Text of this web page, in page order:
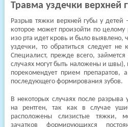
Травма уздечки верхней
Разрыв тяжки верхней губы у детей
которое может произойти по
изо рта идет кровь и было выявлено,
уздечки, то обратиться следует не
Специалист, прежде всего,
случаях могут быть наложены и швы),
порекомендует прием препаратов,
последующего формирования зубов.
В некоторых случаях после разрыва
на рентген, так как в случае
расположены слизистые тяжки,
зачатков формирующихся